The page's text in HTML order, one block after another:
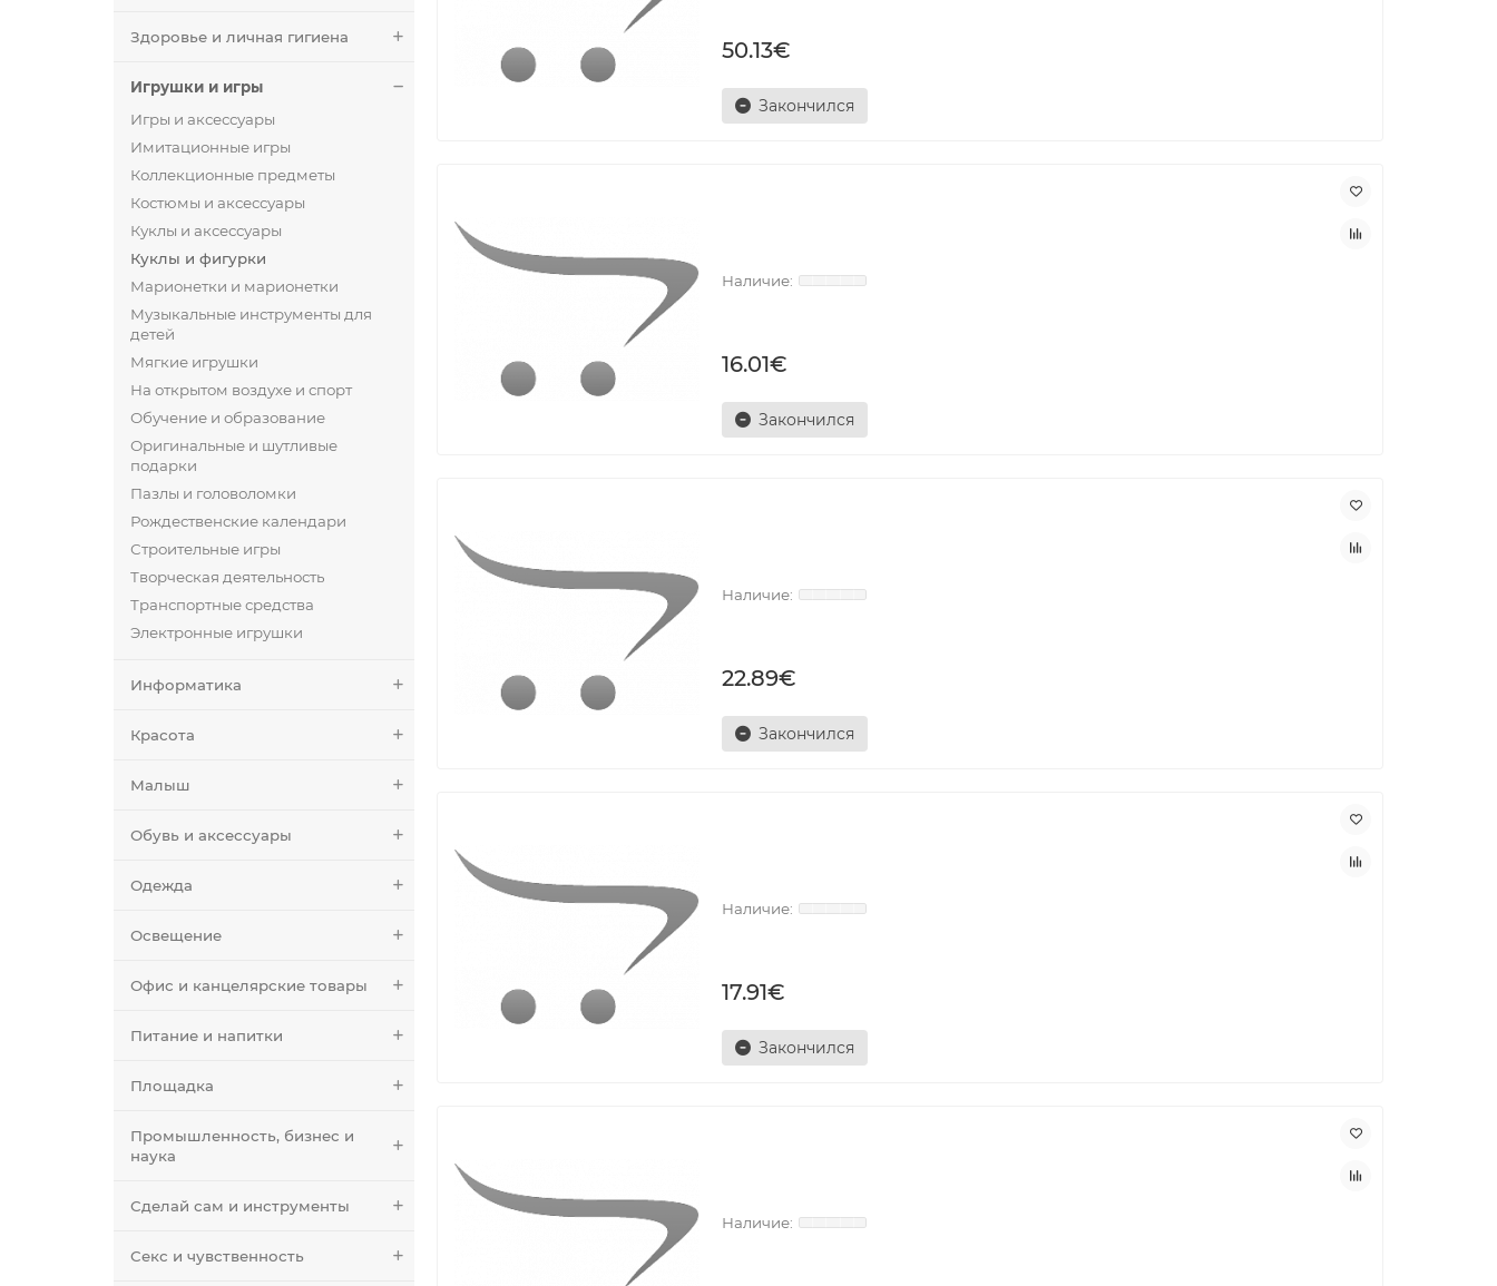
Здоровье и личная гигиена
Игрушки и игры
Игры и аксессуары
Имитационные игры
Коллекционные предметы
Костюмы и аксессуары
Куклы и аксессуары
Куклы и фигурки
Марионетки и марионетки
Музыкальные инструменты для
детей
Мягкие игрушки
На открытом воздухе и спорт
Обучение и образование
Оригинальные и шутливые
подарки
Пазлы и головоломки
Рождественские календари
Строительные игры
Творческая деятельность
Транспортные средства
Электронные игрушки
Информатика
Красота
Малыш
Обувь и аксессуары
Одежда
Освещение
Офис и канцелярские товары
Питание и напитки
Площадка
Промышленность, бизнес и
наука
Сделай сам и инструменты
Секс и чувственность
50.13€
Закончился
16.01€
Закончился
22.89€
Закончился
17.91€
Закончился